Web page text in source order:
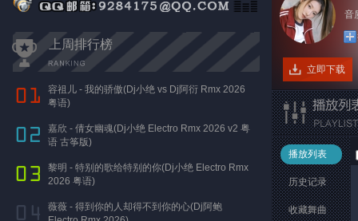
上周排行榜
容祖儿 - 我的骄傲(Dj小绝 vs Dj阿衍 Rmx 2026
粤语)
嘉欣 - 倩女幽魂(Dj小绝 Electro Rmx 2026 v2 粤
语 古筝版)
黎明 - 特别的歌给特别的你(Dj小绝 Electro Rmx
2026 粤语)
薇薇 - 得到你的人却得不到你的心(Dj阿鲍
音
立即下载
播放列表
历史记录
收藏舞曲